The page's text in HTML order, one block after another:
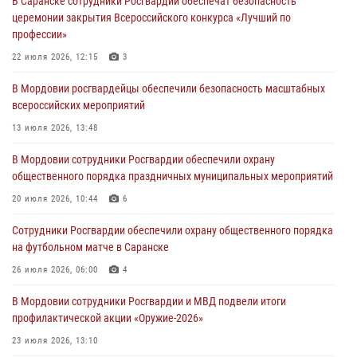
нанесение побоев
03 августа 2026, 08:58
Сотрудники Росгвардии обеспечили безопасность празднования 98-
03 августа 2026, 08:32
В Мордовии отметили День ВДВ: нарушений правопорядка не
03 августа 2026, 07:40
В Мордовии подведены итоги работы подразделений лицензионно-
02 августа 2026, 06:31
церемонии закрытия Всероссийского конкурса «Лучший по
профессии»
22 июля 2026, 12:15 3
В Мордовии росгвардейцы обеспечили безопасность масштабных
всероссийских мероприятий
13 июля 2026, 13:48
В Мордовии сотрудники Росгвардии обеспечили охрану
общественного порядка праздничных муниципальных мероприятий
20 июля 2026, 10:44 6
Сотрудники Росгвардии обеспечили охрану общественного порядка
на футбольном матче в Саранске
26 июля 2026, 06:00 4
В Мордовии сотрудники Росгвардии и МВД подвели итоги
профилактической акции «Оружие‑2026»
23 июля 2026, 13:10